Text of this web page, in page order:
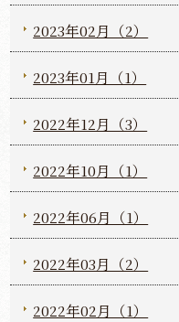
2023年02月（2）
2023年01月（1）
2022年12月（3）
2022年10月（1）
2022年06月（1）
2022年03月（2）
2022年02月（1）